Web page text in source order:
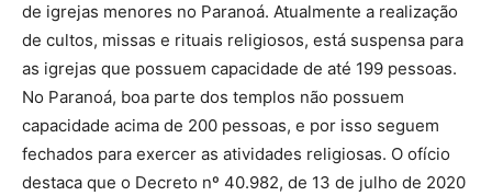
de igrejas menores no Paranoá. Atualmente a realização
de cultos, missas e rituais religiosos, está suspensa para
as igrejas que possuem capacidade de até 199 pessoas.
No Paranoá, boa parte dos templos não possuem
capacidade acima de 200 pessoas, e por isso seguem
fechados para exercer as atividades religiosas. O ofício
destaca que o Decreto nº 40.982, de 13 de julho de 2020